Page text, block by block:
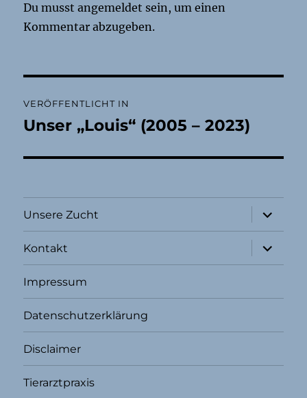
Du musstangemeldet sein, um einen
Kommentar abzugeben.
VERÖFFENTLICHT IN
Unser „Louis“ (2005 – 2023)
Unsere Zucht
öffnen
Kontakt
öffnen
Impressum
Datenschutzerklärung
Disclaimer
Tierarztpraxis